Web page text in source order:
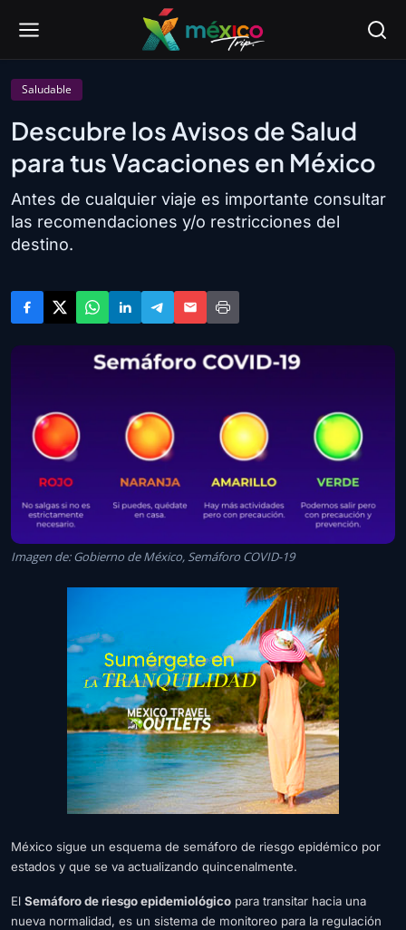
Saludable
Descubre los Avisos de Salud
para tus Vacaciones en México
Antes de cualquier viaje es importante consultar
las recomendaciones y/o restricciones del
destino.
Imagen de: Gobierno de México, Semáforo COVID-19
México sigue un esquema de semáforo de riesgo epidémico por
estados y que se va actualizando quincenalmente.
El Semáforo de riesgo epidemiológico para transitar hacia una
nueva normalidad, es un sistema de monitoreo para la regulación